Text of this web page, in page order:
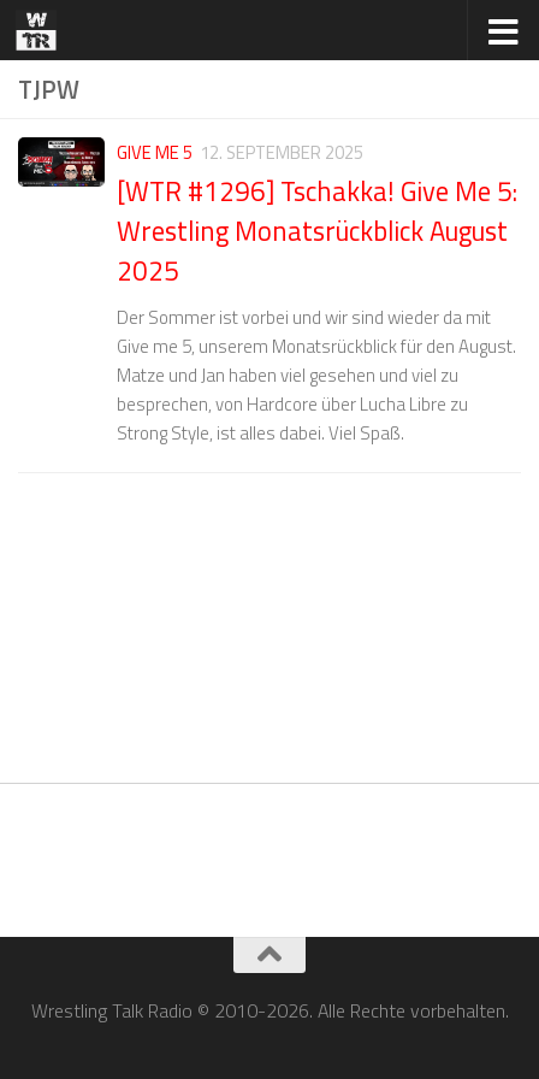
Zum Inhalt springen
TJPW
GIVE ME 5 12. SEPTEMBER 2025
[WTR #1296] Tschakka! Give Me 5:
Wrestling Monatsrückblick August
2025
Der Sommer ist vorbei und wir sind wieder da mit
Give me 5, unserem Monatsrückblick für den August.
Matze und Jan haben viel gesehen und viel zu
besprechen, von Hardcore über Lucha Libre zu
Strong Style, ist alles dabei. Viel Spaß.
Wrestling Talk Radio © 2010-2026. Alle Rechte vorbehalten.